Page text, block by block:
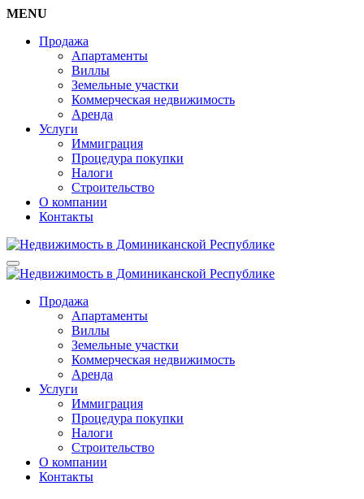
MENU
Продажа
Апартаменты
Виллы
Земельные участки
Коммерческая недвижимость
Аренда
Услуги
Иммиграция
Процедура покупки
Налоги
Строительство
О компании
Контакты
Продажа
Апартаменты
Виллы
Земельные участки
Коммерческая недвижимость
Аренда
Услуги
Иммиграция
Процедура покупки
Налоги
Строительство
О компании
Контакты